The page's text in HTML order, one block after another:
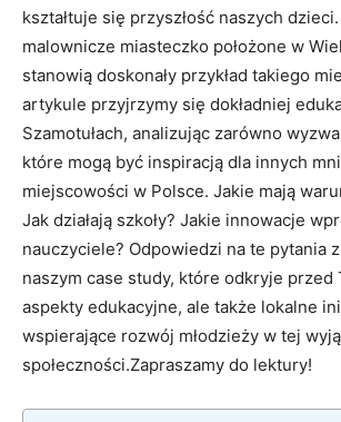
kształtuje się przyszłość naszych dzieci.
malownicze miasteczko położone w
stanowią doskonały przykład takiego
artykule przyjrzymy się dokładniej
Szamotułach, analizując zarówno
które mogą być inspiracją dla innych
miejscowości w Polsce. Jakie mają
Jak działają szkoły? Jakie innowacje
nauczyciele? Odpowiedzi na te pytania
naszym case study, które odkryje przed
aspekty edukacyjne, ale także lokalne
wspierające rozwój młodzieży w tej
społeczności.Zapraszamy do lektury!